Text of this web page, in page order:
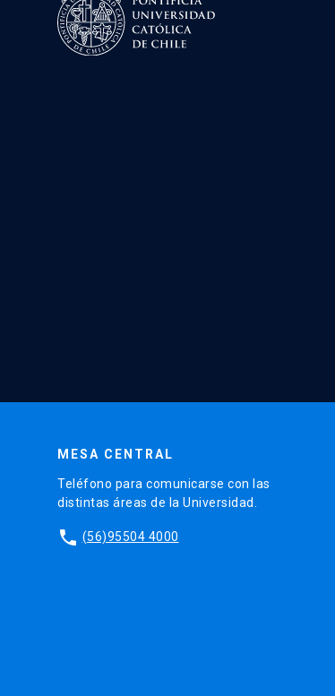
MESA CENTRAL
Teléfono para comunicarse con las
distintas áreas de la Universidad.
phone (56)95504 4000